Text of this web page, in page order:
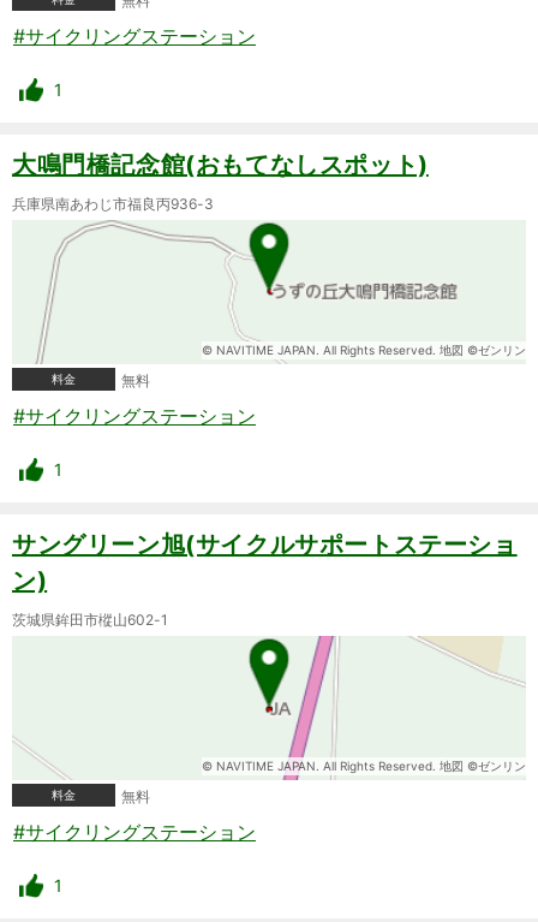
#サイクリングステーション
1
大鳴門橋記念館(おもてなしスポット)
兵庫県南あわじ市福良丙936-3
© NAVITIME JAPAN. All Rights Reserved. 地図 ©ゼンリン
料金
無料
#サイクリングステーション
1
サングリーン旭(サイクルサポートステーショ
ン)
茨城県鉾田市樅山602-1
© NAVITIME JAPAN. All Rights Reserved. 地図 ©ゼンリン
料金
無料
#サイクリングステーション
1